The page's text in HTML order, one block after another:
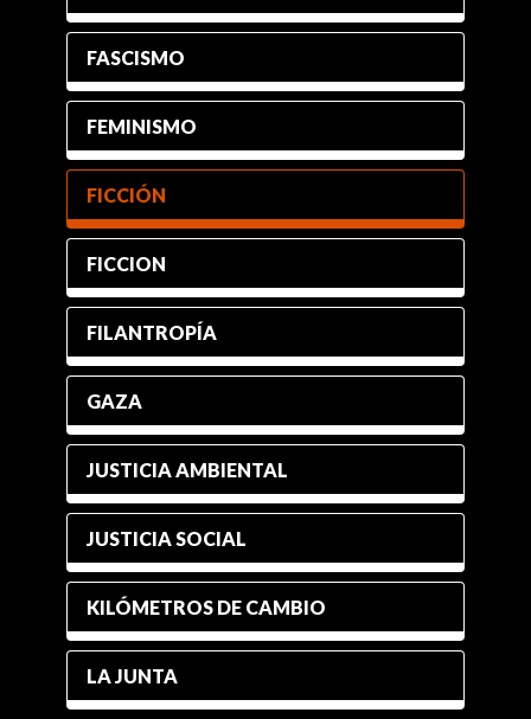
FASCISMO
FEMINISMO
FICCIÓN
FICCION
FILANTROPÍA
GAZA
JUSTICIA AMBIENTAL
JUSTICIA SOCIAL
KILÓMETROS DE CAMBIO
LA JUNTA